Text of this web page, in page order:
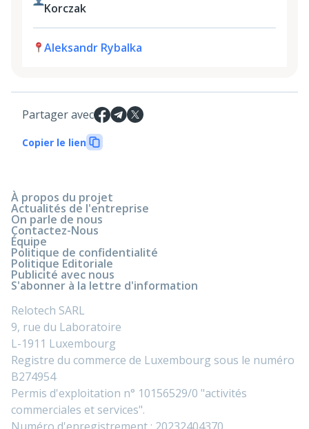
Korczak
Aleksandr Rybalka
Partager avec
Copier le lien
À propos du projet
Actualités de l'entreprise
On parle de nous
Contactez-Nous
Équipe
Politique de confidentialité
Politique Editoriale
Publicité avec nous
S'abonner à la lettre d'information
Relotech SARL
9, rue du Laboratoire
L-1911 Luxembourg
Registre du commerce de Luxembourg sous le numéro
B274954
Permis d'exploitation n° 10156529/0 "activités
commerciales et services".